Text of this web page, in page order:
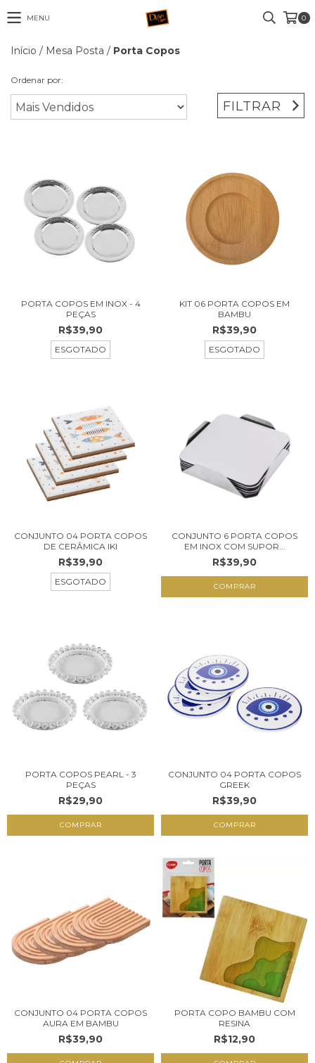
MENU 0
Início / Mesa Posta / Porta Copos
Ordenar por:
FILTRAR
PORTA COPOS EM INOX - 4
PEÇAS
R$39,90
ESGOTADO
KIT 06 PORTA COPOS EM
BAMBU
R$39,90
ESGOTADO
CONJUNTO 04 PORTA COPOS
DE CERÂMICA IKI
R$39,90
ESGOTADO
CONJUNTO 6 PORTA COPOS
EM INOX COM SUPOR...
R$39,90
PORTA COPOS PEARL - 3
PEÇAS
R$29,90
CONJUNTO 04 PORTA COPOS
GREEK
R$39,90
CONJUNTO 04 PORTA COPOS
AURA EM BAMBU
R$39,90
PORTA COPO BAMBU COM
RESINA
R$12,90